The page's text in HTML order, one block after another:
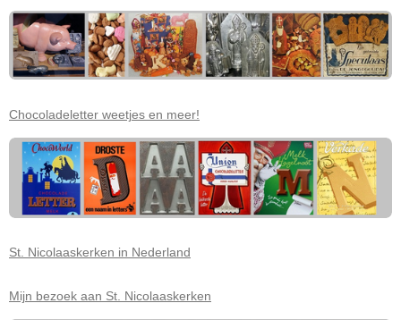
Chocoladeletter weetjes en meer!
St. Nicolaaskerken in Nederland
Mijn bezoek aan St. Nicolaaskerken